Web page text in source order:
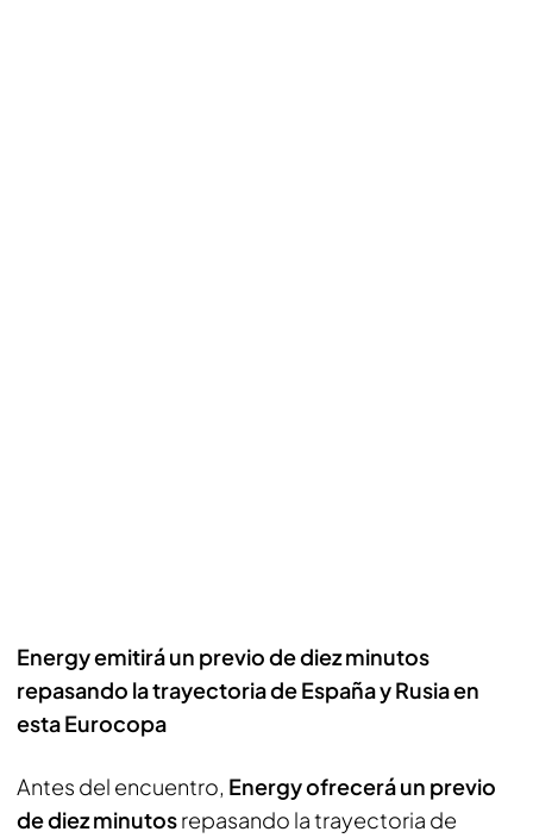
Energy emitirá un previo de diez minutos
repasando la trayectoria de España y Rusia en
esta Eurocopa
Antes del encuentro, Energy ofrecerá un previo
de diez minutosrepasando la trayectoria de